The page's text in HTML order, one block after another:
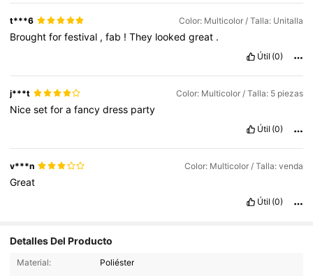
t***6 Color: Multicolor / Talla: Unitalla
Broughtforfestival ,fab !They lookedgreat .
Útil (0)
j***t Color: Multicolor / Talla: 5 piezas
Nicesetforafancydress party
Útil (0)
v***n Color: Multicolor / Talla: venda
Great
Útil (0)
Detalles Del Producto
Material:
Poliéster